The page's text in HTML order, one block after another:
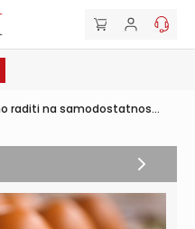
raditi na samodostatnos...